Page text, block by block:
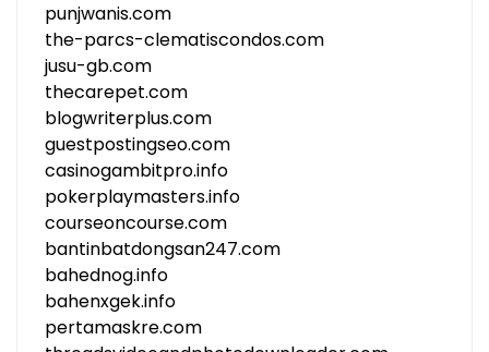
punjwanis.com
the-parcs-clematiscondos.com
jusu-gb.com
thecarepet.com
blogwriterplus.com
guestpostingseo.com
casinogambitpro.info
pokerplaymasters.info
courseoncourse.com
bantinbatdongsan247.com
bahednog.info
bahenxgek.info
pertamaskre.com